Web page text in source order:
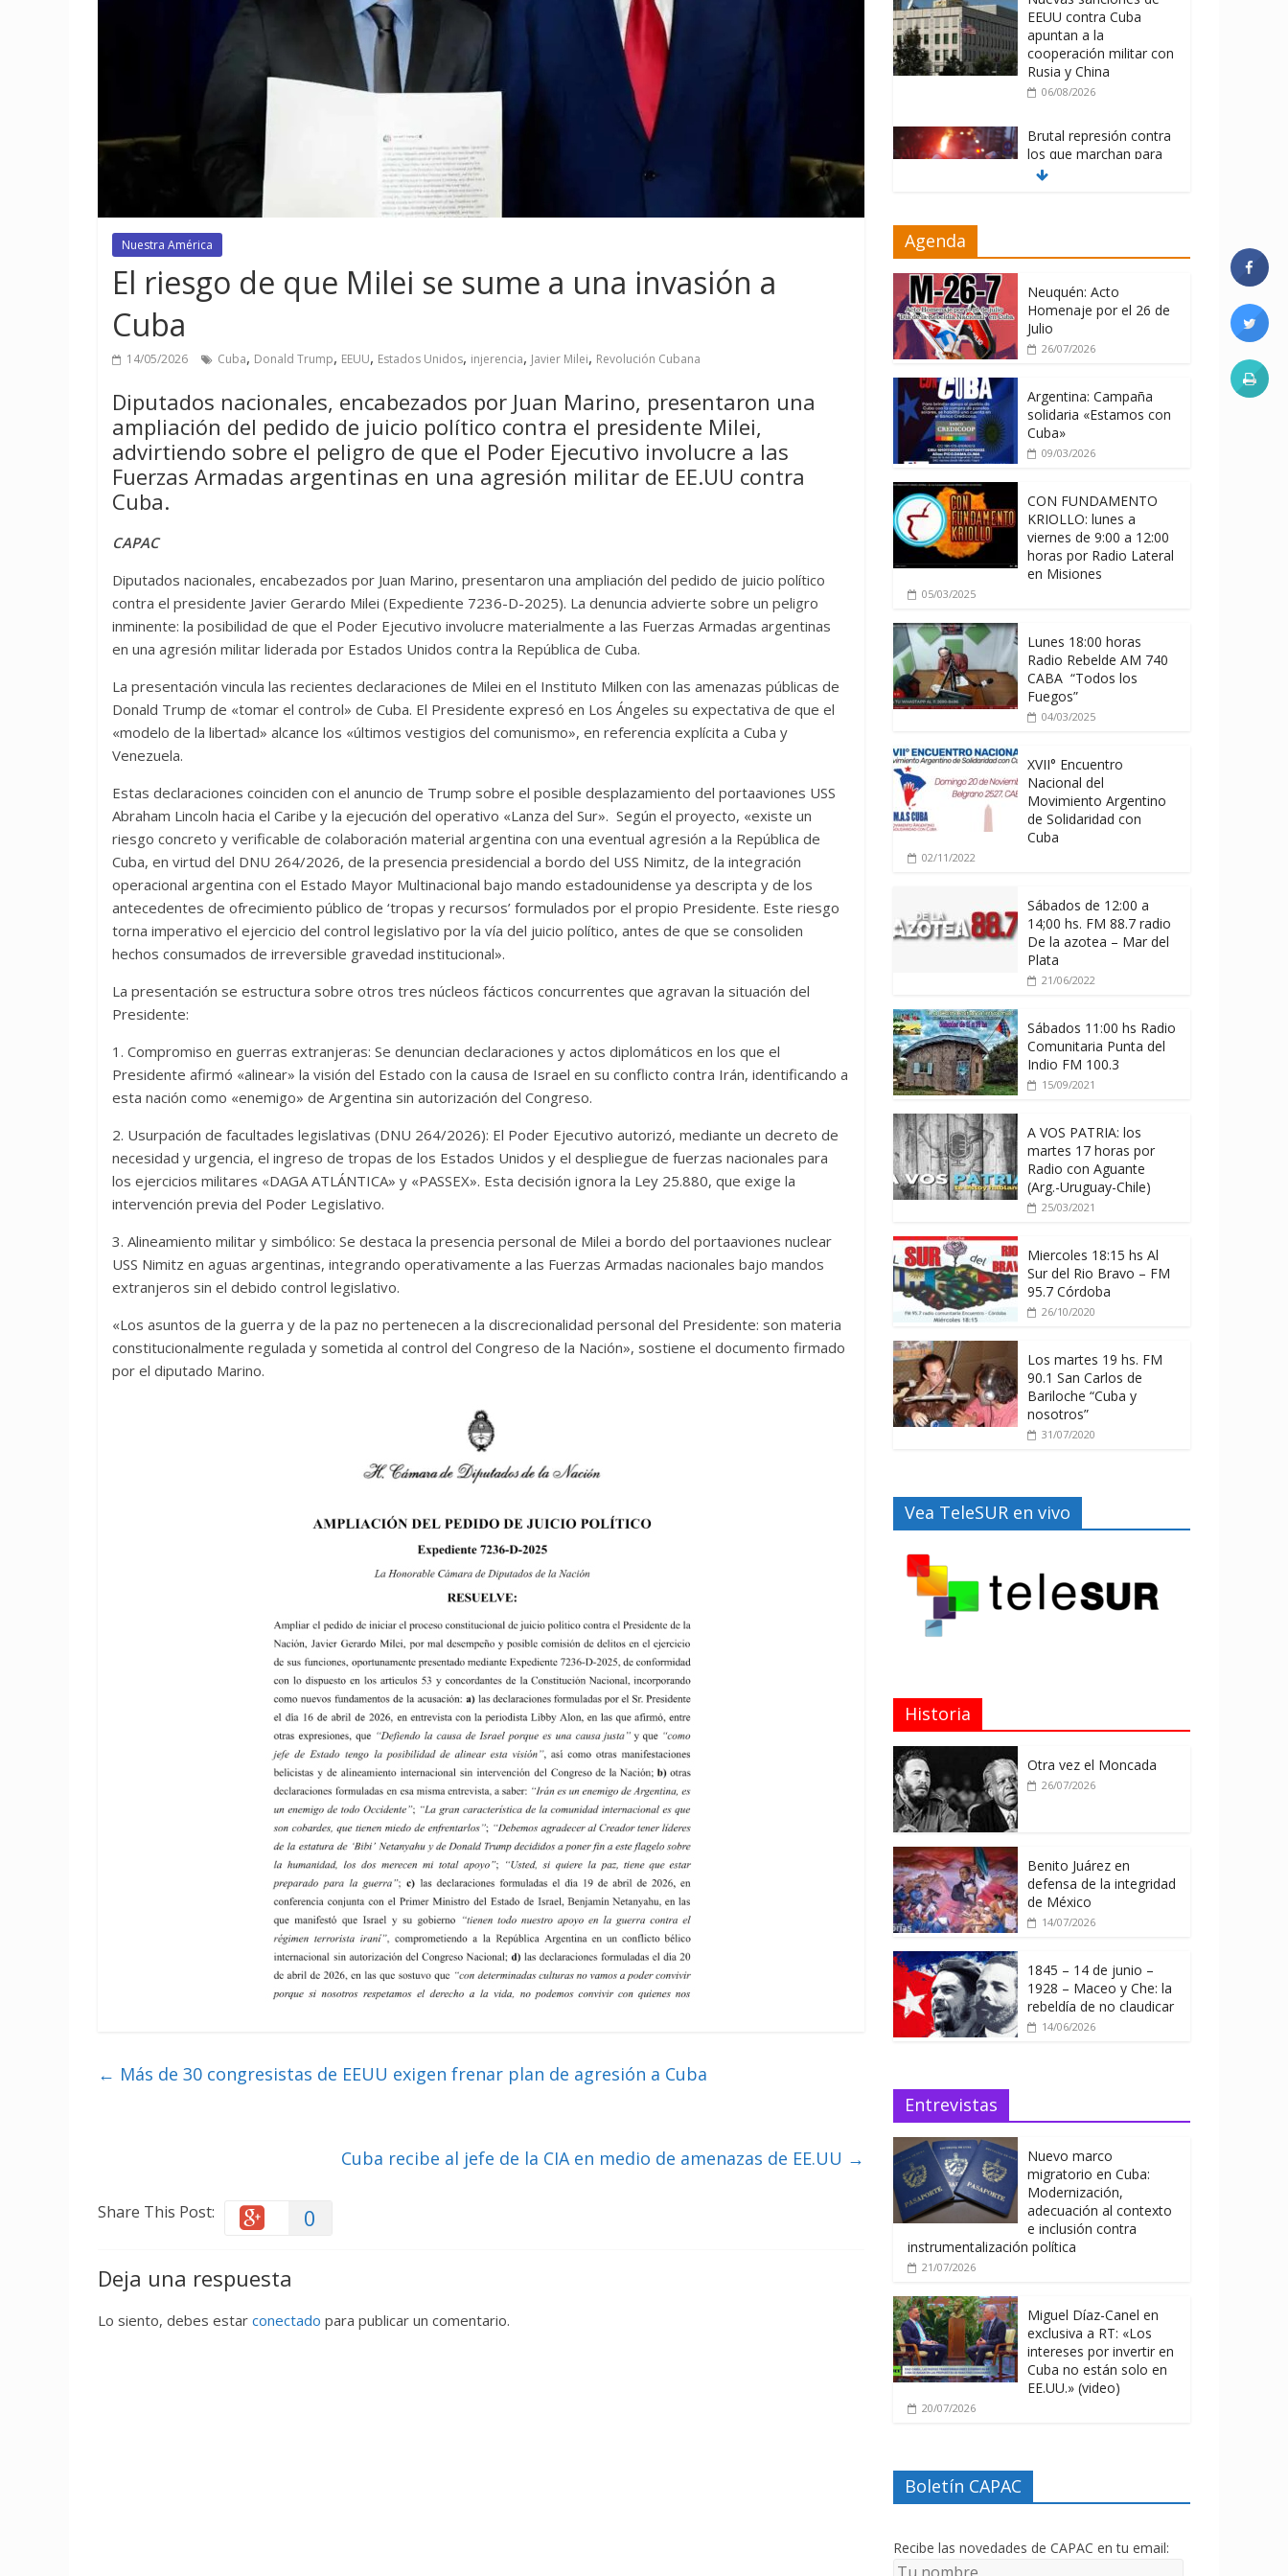
Nuestra América
El riesgo de que Milei se sume a una invasión a
Cuba
14/05/2026 Cuba, Donald Trump, EEUU, Estados Unidos, injerencia, Javier Milei, Revolución Cubana
Diputados nacionales, encabezados por Juan Marino, presentaron una
ampliación del pedido de juicio político contra el presidente Milei,
advirtiendo sobre el peligro de que el Poder Ejecutivo involucre a las
Fuerzas Armadas argentinas en una agresión militar de EE.UU contra
Cuba.
CAPAC
Diputados nacionales, encabezados por Juan Marino, presentaron una ampliación del pedido de juicio político
contra el presidente Javier Gerardo Milei (Expediente 7236-D-2025). La denuncia advierte sobre un peligro
inminente: la posibilidad de que el Poder Ejecutivo involucre materialmente a las Fuerzas Armadas argentinas
en una agresión militar liderada por Estados Unidos contra la República de Cuba.
La presentación vincula las recientes declaraciones de Milei en el Instituto Milken con las amenazas públicas de
Donald Trump de «tomar el control» de Cuba. El Presidente expresó en Los Ángeles su expectativa de que el
«modelo de la libertad» alcance los «últimos vestigios del comunismo», en referencia explícita a Cuba y
Venezuela.
Estas declaraciones coinciden con el anuncio de Trump sobre el posible desplazamiento del portaaviones USS
Abraham Lincoln hacia el Caribe y la ejecución del operativo «Lanza del Sur». Según el proyecto, «existe un
riesgo concreto y verificable de colaboración material argentina con una eventual agresión a la República de
Cuba, en virtud del DNU 264/2026, de la presencia presidencial a bordo del USS Nimitz, de la integración
operacional argentina con el Estado Mayor Multinacional bajo mando estadounidense ya descripta y de los
antecedentes de ofrecimiento público de ‘tropas y recursos’ formulados por el propio Presidente. Este riesgo
torna imperativo el ejercicio del control legislativo por la vía del juicio político, antes de que se consoliden
hechos consumados de irreversible gravedad institucional».
La presentación se estructura sobre otros tres núcleos fácticos concurrentes que agravan la situación del
Presidente:
1. Compromiso en guerras extranjeras: Se denuncian declaraciones y actos diplomáticos en los que el
Presidente afirmó «alinear» la visión del Estado con la causa de Israel en su conflicto contra Irán, identificando a
esta nación como «enemigo» de Argentina sin autorización del Congreso.
2. Usurpación de facultades legislativas (DNU 264/2026): El Poder Ejecutivo autorizó, mediante un decreto de
necesidad y urgencia, el ingreso de tropas de los Estados Unidos y el despliegue de fuerzas nacionales para
los ejercicios militares «DAGA ATLÁNTICA» y «PASSEX». Esta decisión ignora la Ley 25.880, que exige la
intervención previa del Poder Legislativo.
3. Alineamiento militar y simbólico: Se destaca la presencia personal de Milei a bordo del portaaviones nuclear
USS Nimitz en aguas argentinas, integrando operativamente a las Fuerzas Armadas nacionales bajo mandos
extranjeros sin el debido control legislativo.
«Los asuntos de la guerra y de la paz no pertenecen a la discrecionalidad personal del Presidente: son materia
constitucionalmente regulada y sometida al control del Congreso de la Nación», sostiene el documento firmado
por el diputado Marino.
← Más de 30 congresistas de EEUU exigen frenar plan de agresión a Cuba
Cuba recibe al jefe de la CIA en medio de amenazas de EE.UU →
Share This Post: 0
Deja una respuesta
Lo siento, debes estar conectado para publicar un comentario.
EEUU contra Cuba
apuntan a la
cooperación militar con
Rusia y China
06/08/2026
Brutal represión contra
los que marchan para
que no se venda la
La ONU condena
contra Cuba
06/08/2026
Agenda
Neuquén: Acto
Homenaje por el 26 de
Julio
26/07/2026
Argentina: Campaña
solidaria «Estamos con
Cuba»
09/03/2026
CON FUNDAMENTO
KRIOLLO: lunes a
viernes de 9:00 a 12:00
horas por Radio Lateral
en Misiones
05/03/2025
Lunes 18:00 horas
Radio Rebelde AM 740
CABA “Todos los
Fuegos”
04/03/2025
XVII° Encuentro
Nacional del
Movimiento Argentino
de Solidaridad con
Cuba
02/11/2022
Sábados de 12:00 a
14;00 hs. FM 88.7 radio
De la azotea – Mar del
Plata
21/06/2022
Sábados 11:00 hs Radio
Comunitaria Punta del
Indio FM 100.3
15/09/2021
A VOS PATRIA: los
martes 17 horas por
Radio con Aguante
(Arg.-Uruguay-Chile)
25/03/2021
Miercoles 18:15 hs Al
Sur del Rio Bravo – FM
95.7 Córdoba
26/10/2020
Los martes 19 hs. FM
90.1 San Carlos de
Bariloche “Cuba y
nosotros”
31/07/2020
Vea TeleSUR en vivo
Historia
Otra vez el Moncada
26/07/2026
Benito Juárez en
defensa de la integridad
de México
14/07/2026
1845 – 14 de junio –
1928 – Maceo y Che: la
rebeldía de no claudicar
14/06/2026
Entrevistas
Nuevo marco
migratorio en Cuba:
Modernización,
adecuación al contexto
e inclusión contra
instrumentalización política
21/07/2026
Miguel Díaz-Canel en
exclusiva a RT: «Los
intereses por invertir en
Cuba no están solo en
EE.UU.» (video)
20/07/2026
Boletín CAPAC
Recibe las novedades de CAPAC en tu email: